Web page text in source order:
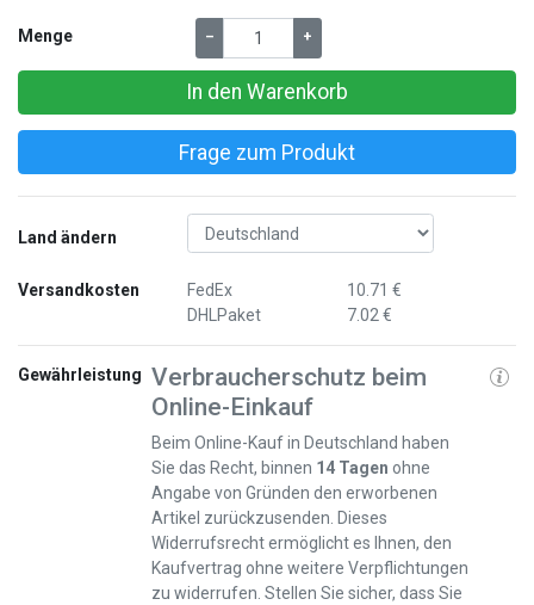
Menge – +
In den Warenkorb
Frage zum Produkt
Land ändern
Versandkosten
FedEx
DHLPaket
10.71 €
7.02 €
Gewährleistung Verbraucherschutz beim
Online-Einkauf
Beim Online-Kauf in Deutschland haben
Sie das Recht, binnen 14 Tagen ohne
Angabe von Gründen den erworbenen
Artikel zurückzusenden. Dieses
Widerrufsrecht ermöglicht es Ihnen, den
Kaufvertrag ohne weitere Verpflichtungen
zu widerrufen. Stellen Sie sicher, dass Sie